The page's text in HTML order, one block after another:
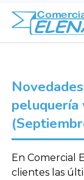
peluquería
En Comercial
clientes las